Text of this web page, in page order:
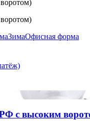
ЗимаОфисная форма
с высоким